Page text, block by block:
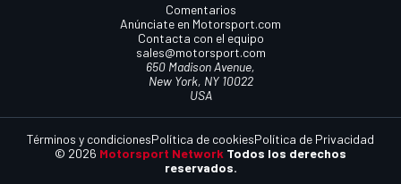
Comentarios
Anúnciate en Motorsport.com
Contacta con el equipo
sales@motorsport.com
650 Madison Avenue,
New York, NY 10022
USA
© 2026 Motorsport Network Todos los derechos
reservados.
Términos y condicionesPolítica de cookiesPolítica de Privacidad